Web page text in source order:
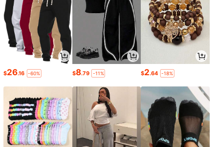
$26.16 -60% $8.79 -11% $2.64 -18%